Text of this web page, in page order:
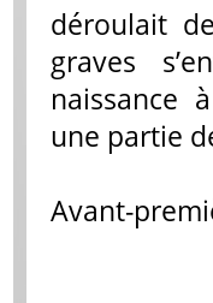
déroulait
graves
naissance
une partie
Avant-